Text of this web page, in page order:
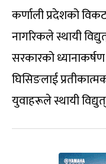
कर्णाली प्रदेशको
नागरिकले स्थायी
सरकारको
घिसिङलाई
युवाहरूले स्थायी